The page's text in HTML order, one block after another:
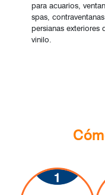
para acuarios,
spas,
persianas exteriores
vinilo.